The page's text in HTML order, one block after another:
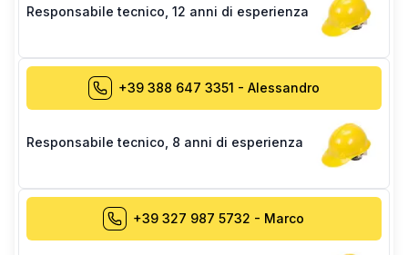
Responsabile tecnico 12 anni di esperienza
+39 388 647 3351 - Alessandro
Responsabile tecnico 8 anni di esperienza
+39 327 987 5732 - Marco